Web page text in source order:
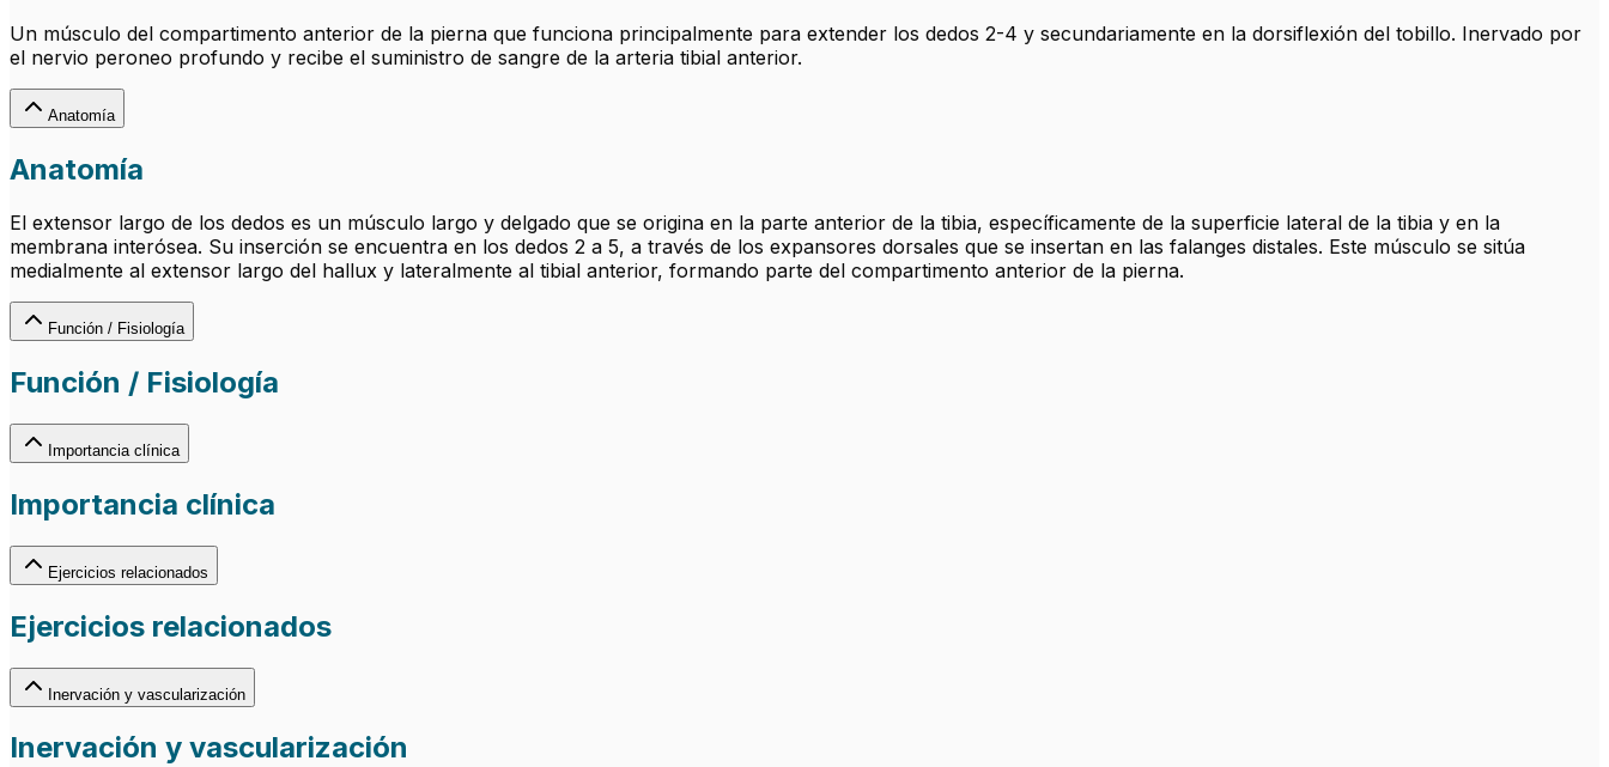
Un músculo del compartimento anterior de la pierna que funciona principalmente para extender los dedos 2-4 y secundariamente en la dorsiflexión del tobillo. Inervado por
el nervio peroneo profundo y recibe el suministro de sangre de la arteria tibial anterior.
Anatomía
Anatomía
El extensor largo de los dedos es un músculo largo y delgado que se origina en la parte anterior de la tibia, específicamente de la superficie lateral de la tibia y en la
membrana interósea. Su inserción se encuentra en los dedos 2 a 5, a través de los expansores dorsales que se insertan en las falanges distales. Este músculo se sitúa
medialmente al extensor largo del hallux y lateralmente al tibial anterior, formando parte del compartimento anterior de la pierna.
Función / Fisiología
Función / Fisiología
Importancia clínica
Importancia clínica
Ejercicios relacionados
Ejercicios relacionados
Inervación y vascularización
Inervación y vascularización